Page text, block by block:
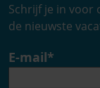
Schrijf je in voor
de nieuwste
E-mail*